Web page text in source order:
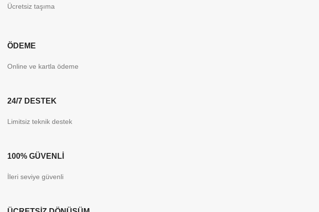
Ücretsiz taşıma
ÖDEME
Online ve kartla ödeme
24/7 DESTEK
Limitsiz teknik destek
100% GÜVENLİ
İleri seviye güvenli